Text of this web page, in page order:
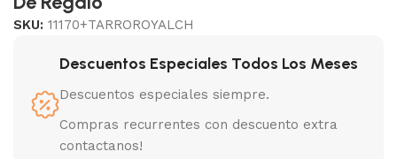
SKU: 11170+TARROROYALCH
Descuentos Especiales Todos Los Meses
Descuentos especiales siempre.
Compras recurrentes con descuento extra
contactanos!